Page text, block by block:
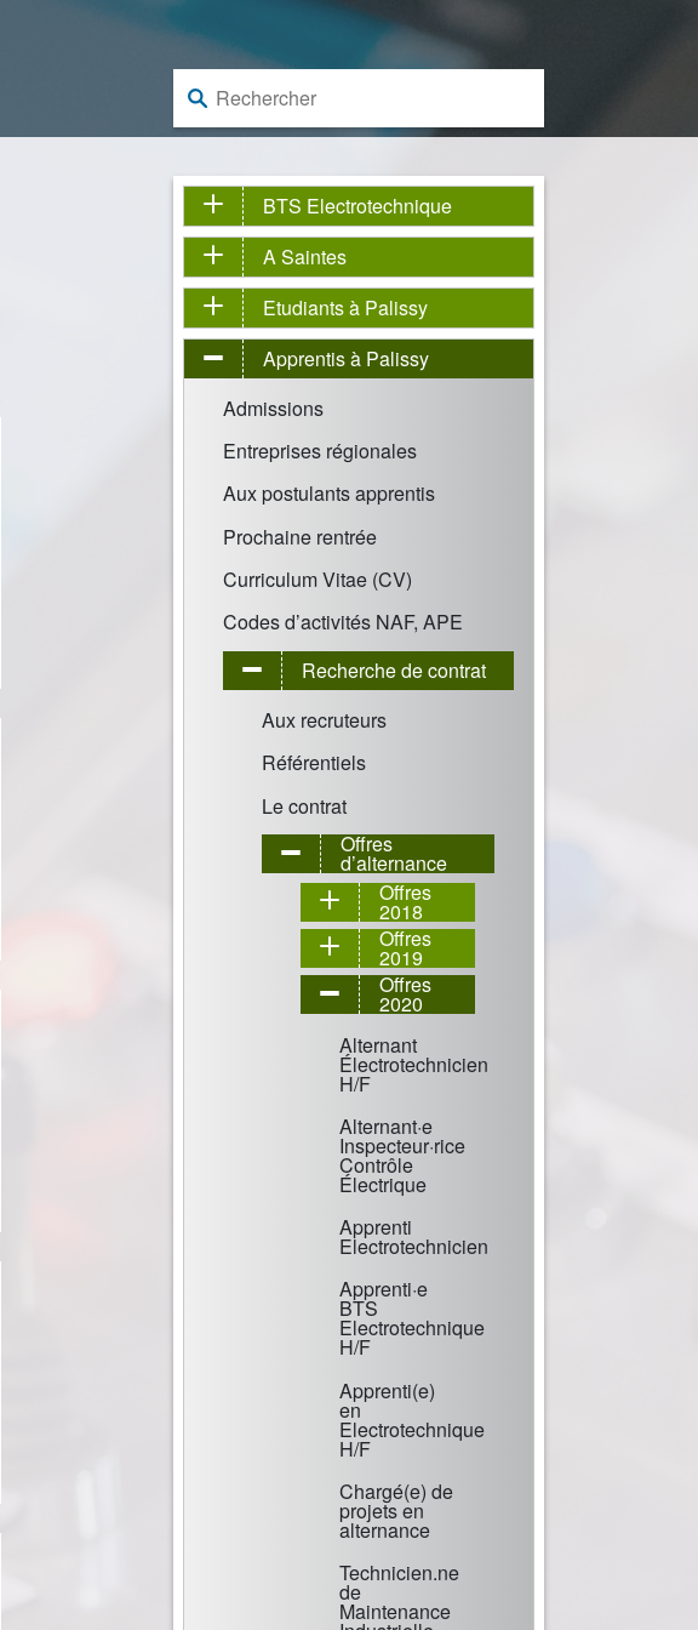
Rechercher :
BTS Electrotechnique
A Saintes
Etudiants à Palissy
Apprentis à Palissy
Admissions
Entreprises régionales
Aux postulants apprentis
Prochaine rentrée
Curriculum Vitae (CV)
Codes d’activités NAF, APE
Recherche de contrat
Aux recruteurs
Référentiels
Le contrat
Offres
d’alternance
Offres
2018
Offres
2019
Offres
2020
Alternant
Électrotechnicien
H/F
Alternant·e
Inspecteur·rice
Contrôle
Électrique
Apprenti
Electrotechnicien
Apprenti·e
BTS
Electrotechnique
H/F
Apprenti(e)
en
Electrotechnique
H/F
Chargé(e) de
projets en
alternance
Technicien.ne
de
Maintenance